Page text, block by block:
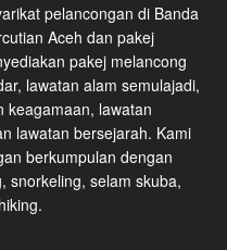
pelancongan di Banda
Aceh dan pakej
pakej melancong
lawatan alam semulajadi,
keagamaan, lawatan
lawatan bersejarah. Kami
berkumpulan dengan
snorkeling, selam skuba,